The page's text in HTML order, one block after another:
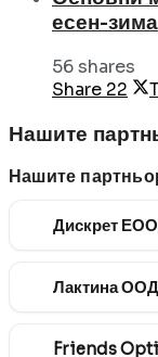
есен-зима
56 shares
Share 22
Нашите
Нашите
Дискрет
Лактина ООД
Friends